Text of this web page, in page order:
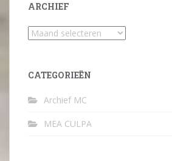
ARCHIEF
Archief
CATEGORIEËN
Archief MC
MEA CULPA